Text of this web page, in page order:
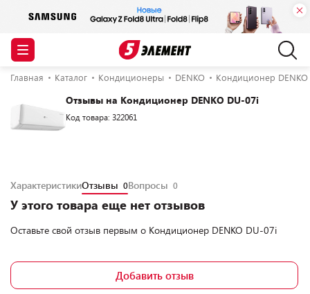
Главная Каталог Кондиционеры DENKO Кондиционер
Отзывы на Кондиционер DENKO DU-07i
Код товара: 322061
ХарактеристикиОтзывы 0Вопросы 0
У этого товара еще нет отзывов
Оставьте свой отзыв первым о Кондиционер DENKO DU-07i
Добавить отзыв